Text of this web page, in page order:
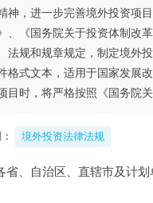
神，进一步完善境外投资项
、《国务院关于投资体制改
法规和规章规定，制定境外
格式文本，适用于国家发展
目时，将严格按照《国务院
境外投资法律法规
省、自治区、直辖市及计